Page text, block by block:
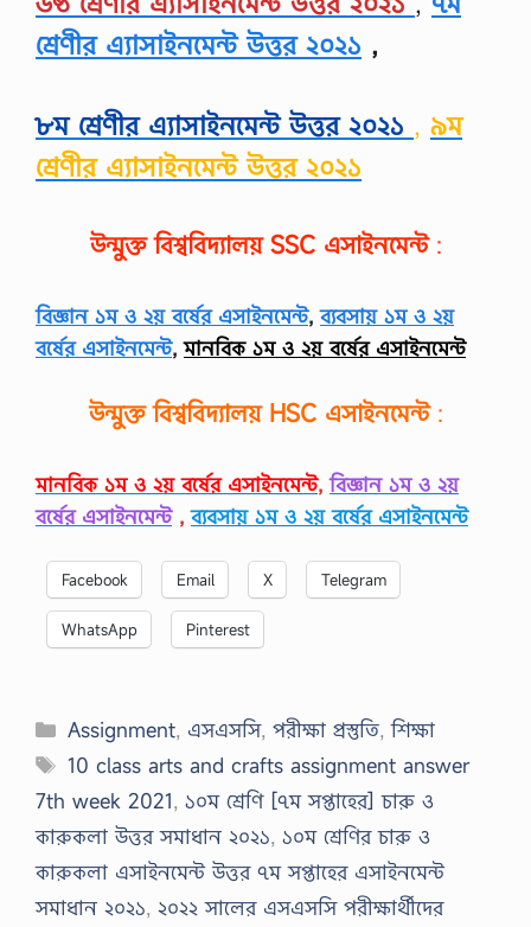
শ্রেণীর এ্যাসাইনমেন্ট উত্তর ২০২১ ,
৮ম শ্রেণীর এ্যাসাইনমেন্ট উত্তর ২০২১ , ৯ম
শ্রেণীর এ্যাসাইনমেন্ট উত্তর ২০২১
উন্মুক্ত বিশ্ববিদ্যালয়SSC এসাইনমেন্ট:
বিজ্ঞান ১ম ও ২য় বর্ষের এসাইনমেন্ট, ব্যবসায় ১ম ও ২য়
বর্ষের এসাইনমেন্ট,মানবিক ১ম ও ২য় বর্ষের এসাইনমেন্ট
উন্মুক্ত বিশ্ববিদ্যালয় HSC এসাইনমেন্ট:
মানবিক ১ম ও ২য় বর্ষের এসাইনমেন্ট, বিজ্ঞান ১ম ও ২য়
বর্ষের এসাইনমেন্ট,ব্যবসায় ১ম ও ২য় বর্ষের এসাইনমেন্ট
Facebook Email X Telegram
WhatsApp Pinterest
Categories
Assignment, এসএসসি,পরীক্ষা প্রস্তুতি,শিক্ষা
Tags
10 class arts and crafts assignment answer
7th week 2021, ১০ম শ্রেণি [৭ম সপ্তাহের] চারু ও
কারুকলা উত্তর সমাধান ২০২১, ১০ম শ্রেণির চারু ও
কারুকলা এসাইনমেন্ট উত্তর ৭ম সপ্তাহের এসাইনমেন্ট
সমাধান ২০২১, ২০২২ সালের এসএসসি পরীক্ষার্থীদের